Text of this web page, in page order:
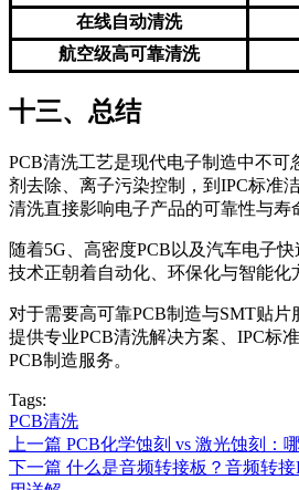
在线自动清洗
航空级高可靠清洗
十三、总结
PCB清洗工艺是现代电子制造中不可
剂去除、离子污染控制，到IPC标准
清洗直接影响电子产品的可靠性与寿
随着5G、高密度PCB以及汽车电子
技术正朝着自动化、环保化与智能化
对于需要高可靠PCB制造与SMT贴
提供专业PCB清洗解决方案、IPC标
PCB制造服务。
Tags:
PCB清洗
上一篇 PCB化学蚀刻 vs 激光蚀刻：
下一篇 什么是音频转接板？音频转